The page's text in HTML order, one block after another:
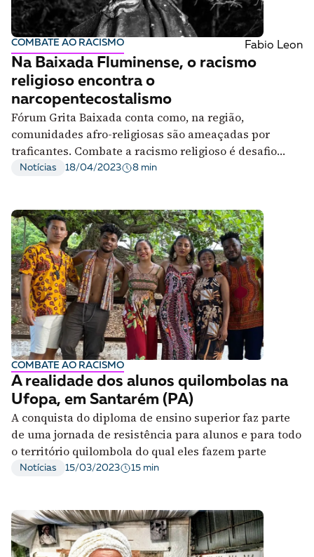
COMBATE AO RACISMO Fabio Leon
Na Baixada Fluminense, o racismo
religioso encontra o
narcopentecostalismo
Fórum Grita Baixada conta como, na região,
comunidades afro-religiosas são ameaçadas por
traficantes. Combate a racismo religioso é desafio
para autoridades
Notícias 18/04/2023 8 min
COMBATE AO RACISMO
A realidade dos alunos quilombolas na
Ufopa, em Santarém (PA)
A conquista do diploma de ensino superior faz parte
de uma jornada de resistência para alunos e para todo
o território quilombola do qual eles fazem parte
Notícias 15/03/2023 15 min